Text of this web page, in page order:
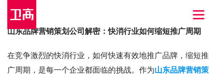
山东品牌营销策划公司解密：快消行业如何缩短推广周期
在竞争激烈的快消行业，如何快速有效地推广品牌，缩短推
广周期，是每一个企业都面临的挑战。作为山东品牌营销策